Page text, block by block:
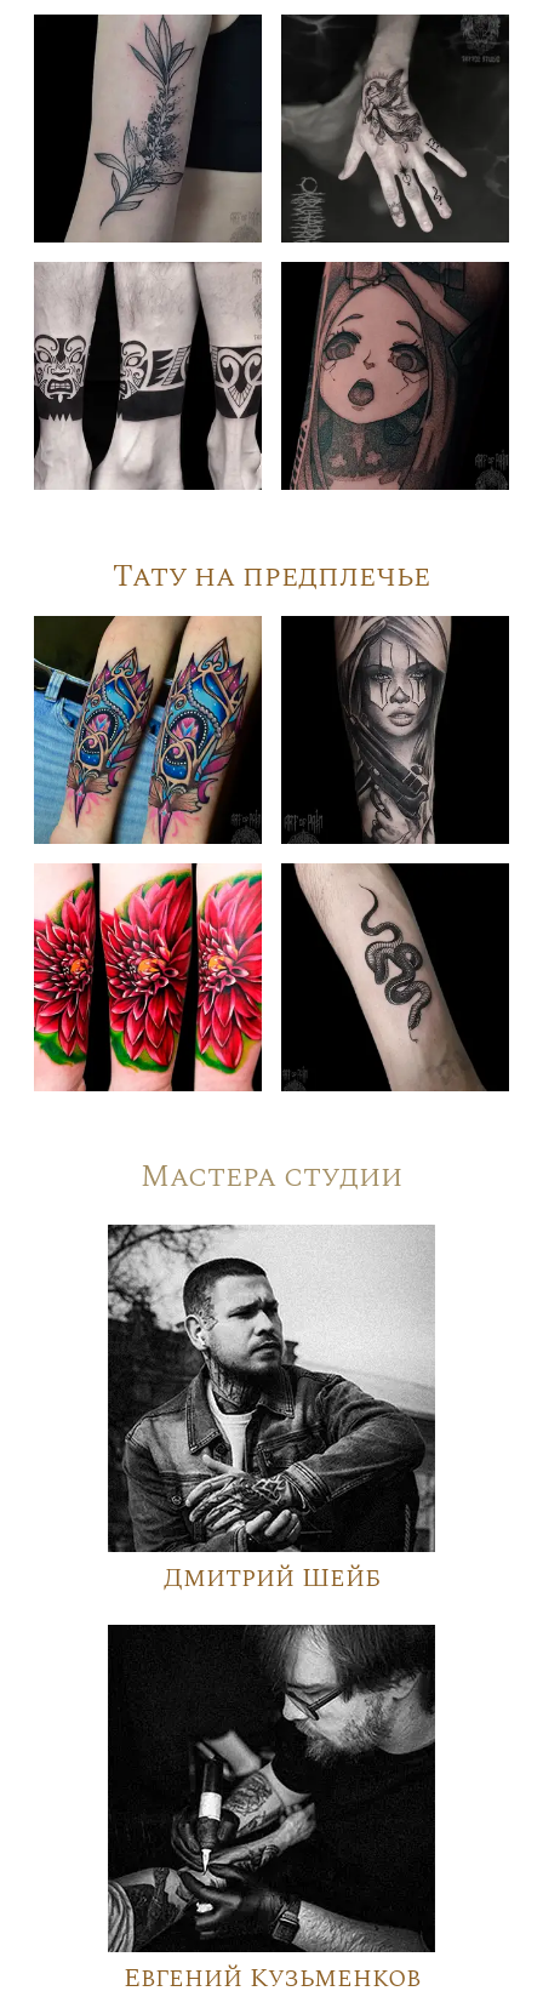
Тату на предплечье
Мастера студии
Дмитрий Шейб
Евгений Кузьменков